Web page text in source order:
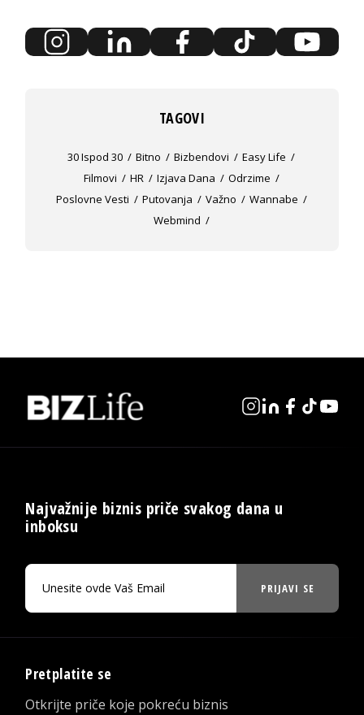
TAGOVI
30 Ispod 30 Bitno Bizbendovi
Easy Life
Filmovi
HR Izjava Dana
Odrzime
Poslovne Vesti
Putovanja Važno
Wannabe
Webmind
Najvažnije biznis priče svakog dana u
inboksu
PRIJAVI SE
Pretplatite se
Otkrijte priče koje pokreću biznis